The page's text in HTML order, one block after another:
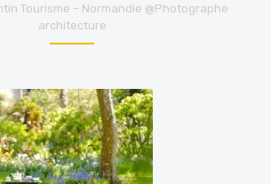
Tourisme – Normandie @Photographe
architecture